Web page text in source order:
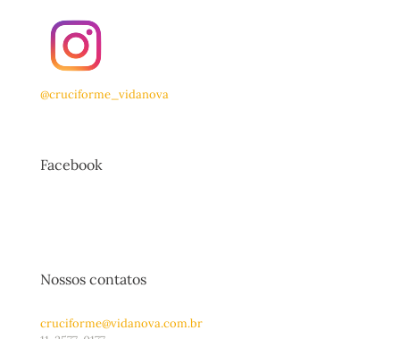
@cruciforme_vidanova
Facebook
Nossos contatos
cruciforme@vidanova.com.br